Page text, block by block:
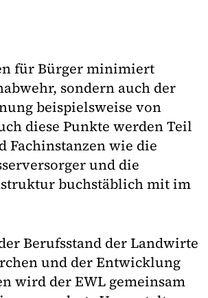
für Bürger minimiert
sondern auch der
beispielsweise von
diese Punkte werden Teil
Fachinstanzen wie die
und die
buchstäblich mit im
Berufsstand der Landwirte
und der Entwicklung
wird der EWL gemeinsam